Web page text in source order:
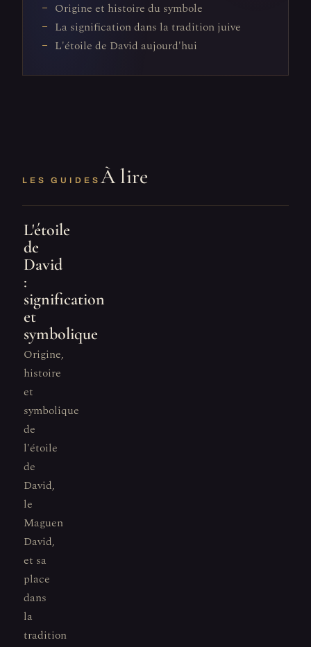
Origine et histoire du symbole
La signification dans la tradition juive
L'étoile de David aujourd'hui
LES GUIDES À lire
L'étoile
de
David
:
signification
et
symbolique
Origine,
histoire
et
symbolique
de
l'étoile
de
David,
le
Maguen
David,
et sa
place
dans
la
tradition